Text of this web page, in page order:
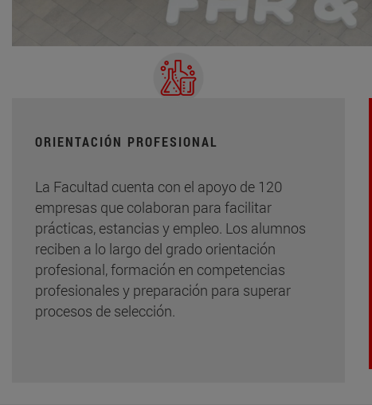
ORIENTACIÓN PROFESIONAL
La Facultad cuenta con el apoyo de 120
empresas que colaboran para facilitar
prácticas, estancias y empleo. Los alumnos
reciben a lo largo del grado orientación
profesional, formación en competencias
profesionales y preparación para superar
procesos de selección.